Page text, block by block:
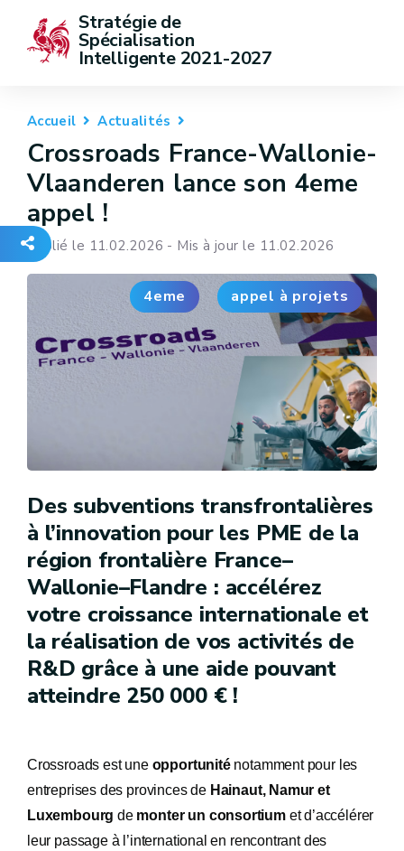
Stratégie de
Spécialisation
Intelligente 2021-2027
Accueil Actualités
Crossroads France-Wallonie-
Vlaanderen lance son 4eme
appel !
Publié le 11.02.2026 - Mis à jour le 11.02.2026
4eme appel à projets
Des subventions transfrontalières
à l’innovation pour les PME de la
région frontalière France–
Wallonie–Flandre : accélérez
votre croissance internationale et
la réalisation de vos activités de
R&D grâce à une aide pouvant
atteindre 250 000 € !
Crossroads est une opportuniténotamment pour les
entreprises des provinces de Hainaut, Namur et
Luxembourg de monter un consortiumet d’accélérer
leur passage à l’international en rencontrant des